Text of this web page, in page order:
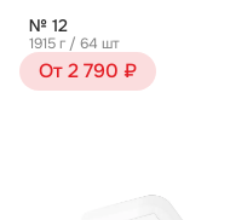
№ 12
1915 г / 64 шт
От 2 790 ₽